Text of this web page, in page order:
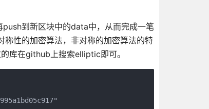
到新区块中的data中，从而完成一笔
性的加密算法，非对称的加密算法的特
库在github上搜索elliptic即可。